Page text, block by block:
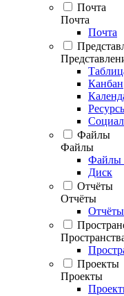
Почта
Почта
Почта
Канбан
Файлы
Файлы
Файлы
Диск
Отчёты
Отчёты
Отчёты
Проекты
Проекты